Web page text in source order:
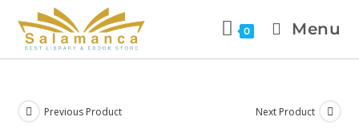
0 Menu
Previous Product Next Product